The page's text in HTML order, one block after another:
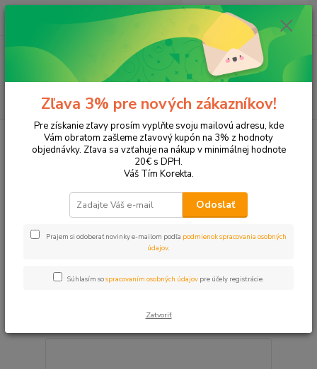
Hľadať
ks
za 0,00 EUR
Tonery a náplne do tlačiarní Hewlett Packard
HP Photosmart
Photosmart C-2130
Photosmart C-2130
Upresniť parametre
strana
Zľava 3% pre nových zákazníkov!
Pre získanie zľavy prosím vyplňte svoju mailovú adresu, kde
Vám obratom zašleme zľavový kupón na 3% z hodnoty
objednávky. Zľava sa vzťahuje na nákup v minimálnej hodnote
20€ s DPH.
Váš Tím Korekta.
Odoslať
Prajem si odoberať novinky e-mailom podľa podmienok spracovania osobných
údajov.
Súhlasím sospracovaním osobných údajov pre účely registrácie.
Zatvoriť